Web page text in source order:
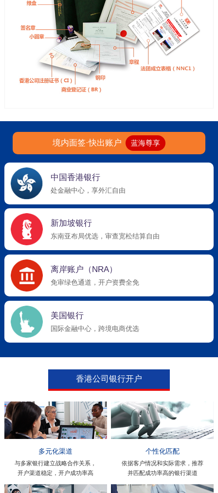
境内面签·快出账户 蓝海尊享
中国香港银行
处金融中心，享外汇自由
新加坡银行
东南亚布局优选，审查宽松结算自由
离岸账户（NRA）
免审绿色通道，开户资费全免
美国银行
国际金融中心，跨境电商优选
香港公司银行开户
多元化渠道
与多家银行建立战略合作关系，
开户渠道稳定，开户成功率高
个性化匹配
依据客户情况和实际需求，推荐
并匹配成功率高的银行渠道